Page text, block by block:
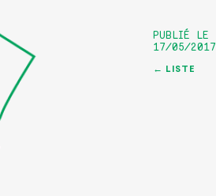
PUBLIÉ LE
17/05/2017
← LISTE